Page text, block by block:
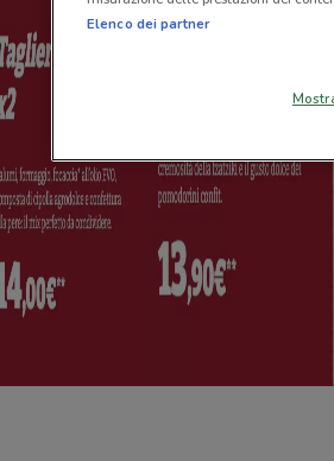
Elenco dei partner